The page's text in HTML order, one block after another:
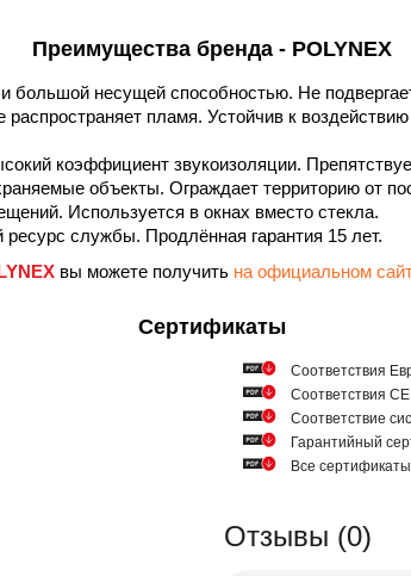
Преимущества бренда - POLYNEX
большой несущей способностью. Не
пламя. Устойчив к
коэффициент звукоизоляции.
объекты. Ограждает территорию от
Используется в окнах вместо стекла.
службы. Продлённая гарантия 15 лет.
вы можете получить на официальном
Сертификаты
Соответствия
Соответствия
Соответствие
Гарантийный
Все
Отзывы (0)